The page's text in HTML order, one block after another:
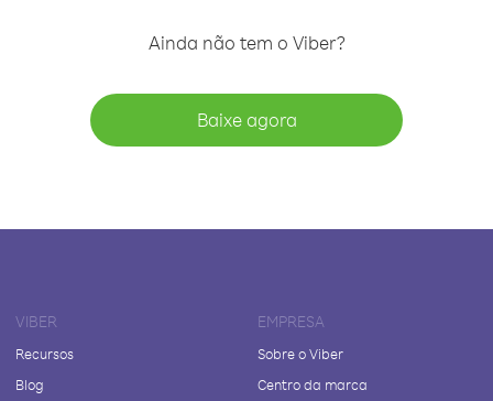
Ainda não tem o Viber?
Baixe agora
VIBER
Recursos
Blog
EMPRESA
Sobre o Viber
Centro da marca